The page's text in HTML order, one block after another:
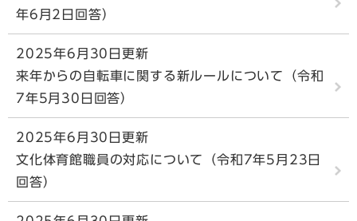
年6月2日回答）
2025年6月30日更新
来年からの自転車に関する新ルールについて（令和
7年5月30日回答）
2025年6月30日更新
文化体育館職員の対応について（令和7年5月23日
回答）